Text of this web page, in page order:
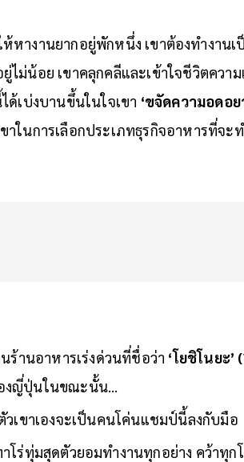
หางานยากอยู่พักหนึ่ง เขาต้องทำงานเ
ไม่น้อย เขาคลุกคลีและเข้าใจชีวิตคว
เบ่งบานขึ้นในใจเขา ‘ขจัดความอดอ
ในการเลือกประเภทธุรกิจอาหารที่จะ
ร้านอาหารเร่งด่วนที่ชื่อว่า ‘โยชิโนยะ’
งญี่ปุ่นในขณะนั้น…
เขาเองจะเป็นคนโค่นแชมป์นี้ลงกับมือ
ร่ทุ่มสุดตัวยอมทำงานทุกอย่าง คว้าทุก